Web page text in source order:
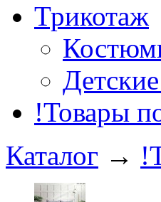
Трикотаж
!Товары
Каталог →